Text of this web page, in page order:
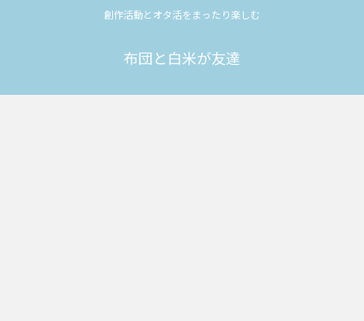
創作活動とオタ活をまったり楽しむ
布団と白米が友達